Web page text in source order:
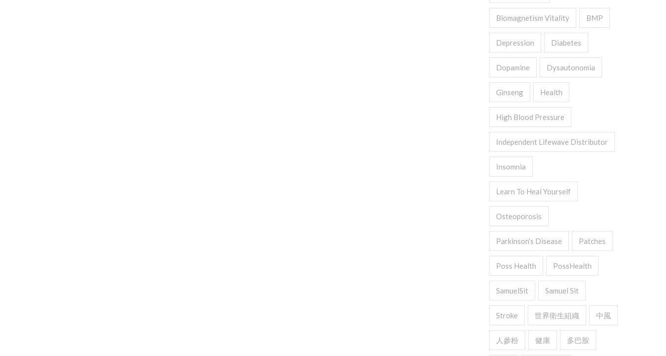
Biomagnetism Vitality BMP
Depression Diabetes
Dopamine Dysautonomia
Ginseng Health
High Blood Pressure
Independent Lifewave Distributor
Insomnia
Learn To Heal Yourself
Osteoporosis
Parkinson’s Disease Patches
Poss Health PossHealth
SamuelSit Samuel Sit
Stroke 世界衛生組織 中風
人參粉 健康 多巴胺